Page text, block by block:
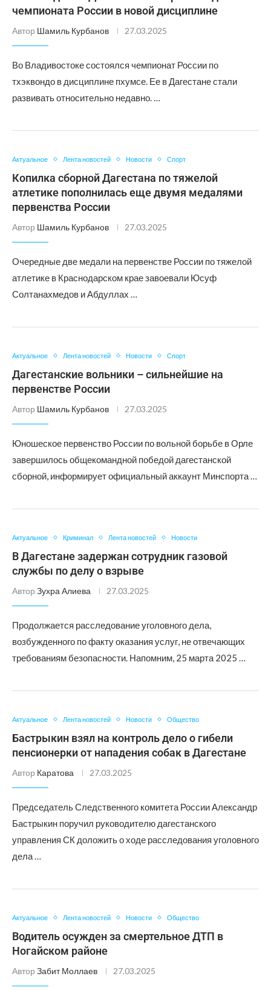
чемпионата России в новой дисциплине
Автор Шамиль Курбанов 27.03.2025
Во Владивостоке состоялся чемпионат России по
тхэквондо в дисциплине пхумсе. Ее в Дагестане стали
развивать относительно недавно. …
Актуальное Лента новостей Новости Спорт
Копилка сборной Дагестана по тяжелой
атлетике пополнилась еще двумя медалями
первенства России
Автор Шамиль Курбанов 27.03.2025
Очередные две медали на первенстве России по тяжелой
атлетике в Краснодарском крае завоевали Юсуф
Солтанахмедов и Абдуллах …
Актуальное Лента новостей Новости Спорт
Дагестанские вольники – сильнейшие на
первенстве России
Автор Шамиль Курбанов 27.03.2025
Юношеское первенство России по вольной борьбе в Орле
завершилось общекомандной победой дагестанской
сборной, информирует официальный аккаунт Минспорта …
Актуальное Криминал Лента новостей Новости
В Дагестане задержан сотрудник газовой
службы по делу о взрыве
Автор Зухра Алиева 27.03.2025
Продолжается расследование уголовного дела,
возбужденного по факту оказания услуг, не отвечающих
требованиям безопасности. Напомним, 25 марта 2025 …
Актуальное Лента новостей Новости Общество
Бастрыкин взял на контроль дело о гибели
пенсионерки от нападения собак в Дагестане
Автор Каратова 27.03.2025
Председатель Следственного комитета России Александр
Бастрыкин поручил руководителю дагестанского
управления СК доложить о ходе расследования уголовного
дела …
Актуальное Лента новостей Новости Общество
Водитель осужден за смертельное ДТП в
Ногайском районе
Автор Забит Моллаев 27.03.2025